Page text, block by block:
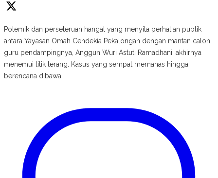
Polemik dan perseteruan hangat yang menyita perhatian publik
antara Yayasan Omah Cendekia Pekalongan dengan mantan calon
guru pendampingnya, Anggun Wuri Astuti Ramadhani, akhirnya
menemui titik terang. Kasus yang sempat memanas hingga
berencana dibawa